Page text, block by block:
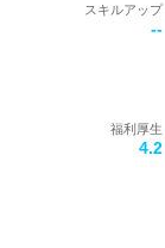
福利厚生
4.2
スキルアップ
--